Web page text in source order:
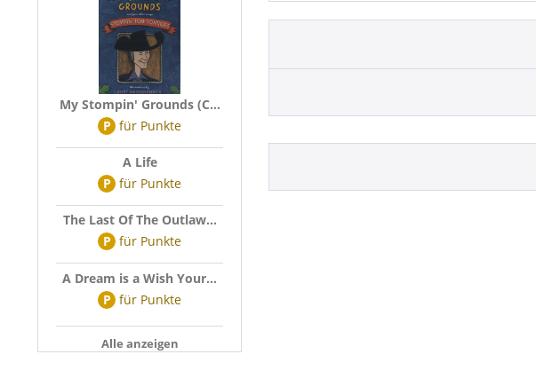
My Stompin' Grounds (C...
P für Punkte
A Life
P für Punkte
The Last Of The Outlaw...
P für Punkte
A Dream is a Wish Your...
P für Punkte
Alle anzeigen